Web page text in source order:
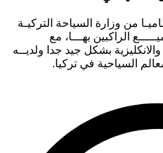
من وزارة السياحة التركيـة
الراكبين بهـــا، مع
والانكليزية بشكل جيد جدا ولديــه
السياحية في تركيا.